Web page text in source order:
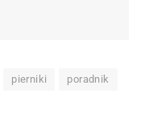
pierniki poradnik